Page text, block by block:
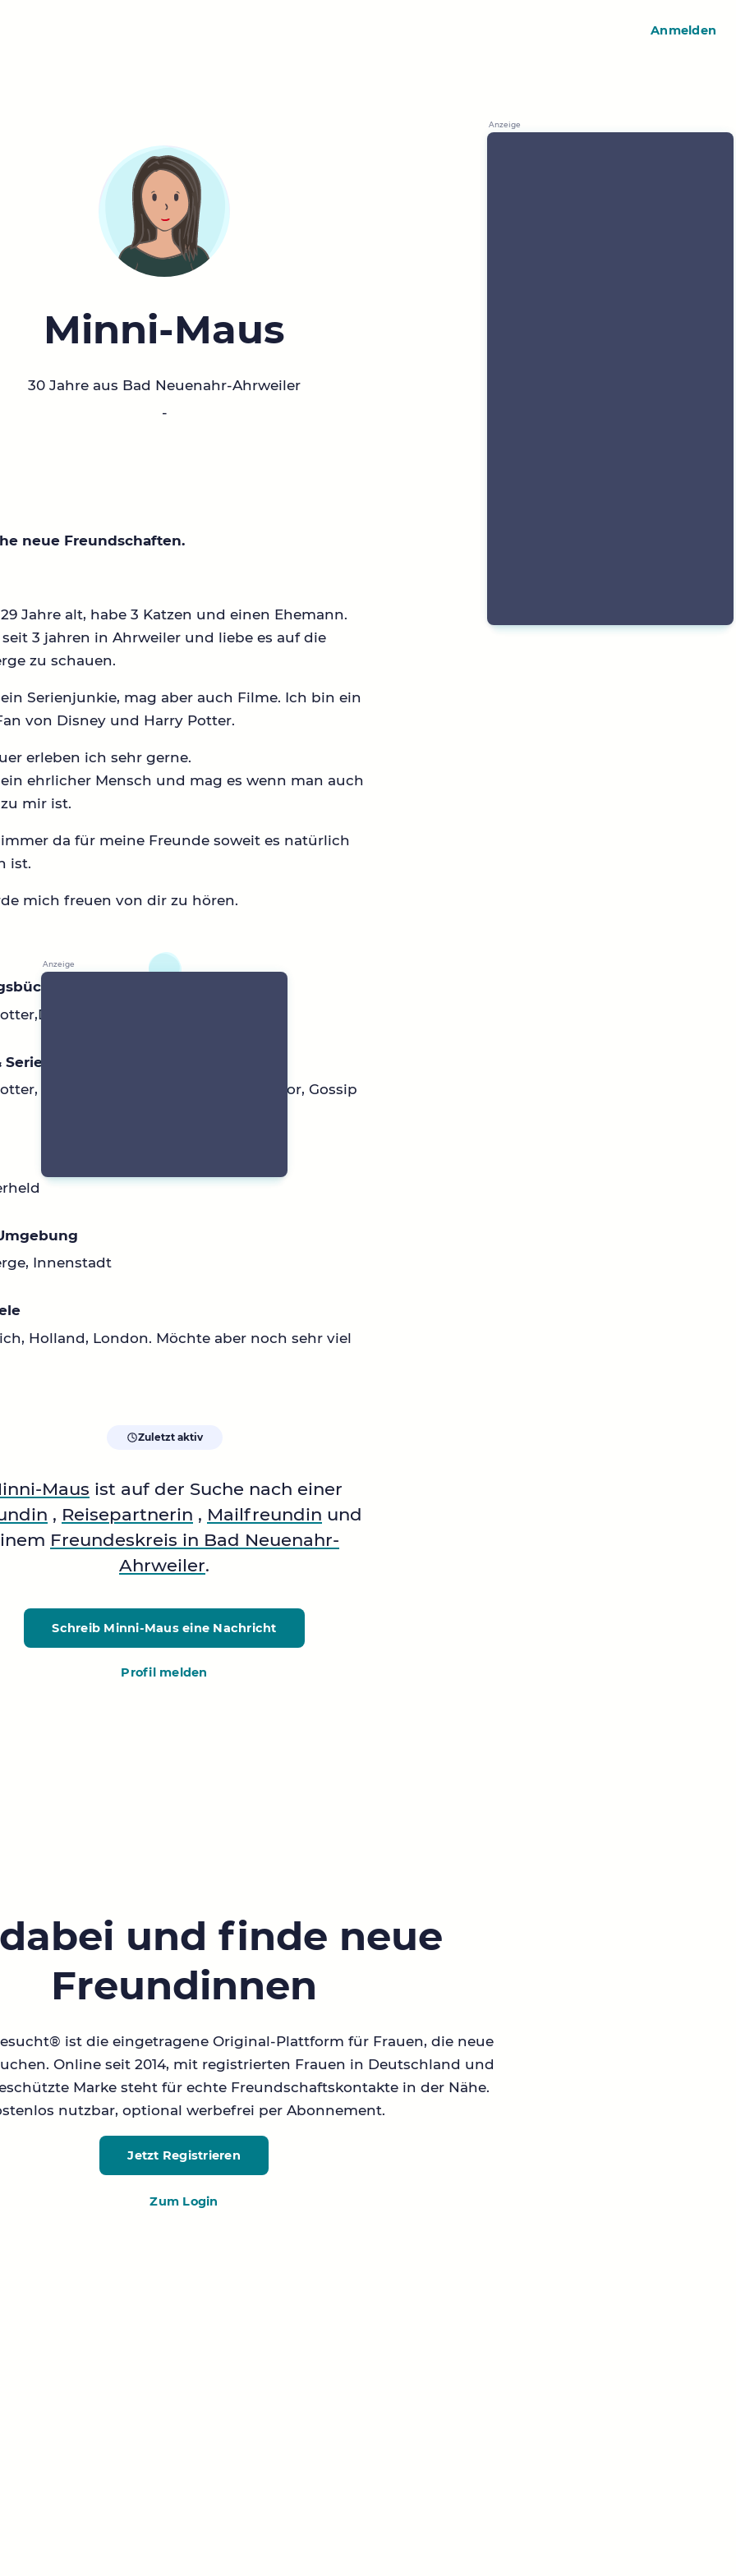
Minni-Maus
30 Jahre aus Bad Neuenahr-Ahrweiler
-
neue Freundschaften.
Jahre alt, habe 3 Katzen und einen Ehemann.
3 jahren in Ahrweiler und liebe es auf die
zu schauen.
Serienjunkie, mag aber auch Filme. Ich bin ein
von Disney und Harry Potter.
erleben ich sehr gerne.
ehrlicher Mensch und mag es wenn man auch
mir ist.
da für meine Freunde soweit es natürlich
ist.
mich freuen von dir zu hören.
Tribute von Panem, Wunder
Disney, The rookie, The good Doctor, Gossip
Innenstadt
Holland, London. Möchte aber noch sehr viel
Zuletzt aktiv
Maus ist auf der Suche nach einer
, Reisepartnerin , Mailfreundin und
Freundeskreis in Bad Neuenahr-
Ahrweiler.
Schreib Minni-Mauseine Nachricht
Profil melden
und finde neue
Freundinnen
ist die eingetragene Original-Plattform für Frauen, die neue
Online seit 2014, mit registrierten Frauen in Deutschland und
Marke steht für echte Freundschaftskontakte in der Nähe.
nutzbar, optional werbefrei per Abonnement.
Jetzt Registrieren
Zum Login
Anmelden